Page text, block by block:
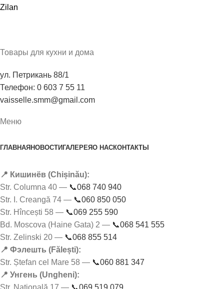
Zilan
Товары для кухни и дома
ул. Петрикань 88/1
Телефон: 0 603 7 55 11
vaisselle.smm@gmail.com
Меню
ГЛАВНАЯ НОВОСТИ ГАЛЕРЕЯО НАСКОНТАКТЫ
📍 Кишинёв (Chișinău):
Str. Columna 40 — 📞068 740 940
Str. I. Creangă 74 — 📞060 850 050
Str. Hîncești 58 — 📞069 255 590
Bd. Moscova (Haine Gata) 2 — 📞068 541 555
Str. Zelinski 20 — 📞068 855 514
📍 Фэлешть (Fălești):
Str. Ștefan cel Mare 58 — 📞060 881 347
📍 Унгень (Ungheni):
Str. Națională 17 — 📞069 519 079